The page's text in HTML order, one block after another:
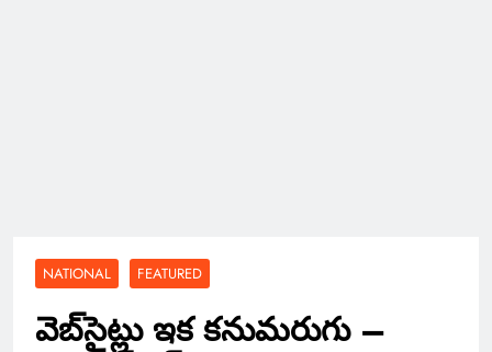
NATIONAL FEATURED
వెబ్‌సైట్లు ఇక కనుమరుగు –